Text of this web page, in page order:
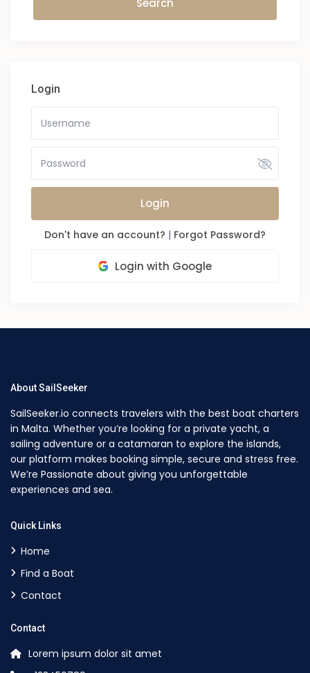
Login
Login
Don't have an account? | Forgot Password?
Login with Google
About SailSeeker
SailSeeker.io connects travelers with the best boat charters
in Malta. Whether you’re looking for a private yacht, a
sailing adventure or a catamaran to explore the islands,
our platform makes booking simple, secure and stress free.
We’re Passionate about giving you unforgettable
experiences and sea.
Quick Links
Home
Find a Boat
Contact
Contact
Lorem ipsum dolor sit amet